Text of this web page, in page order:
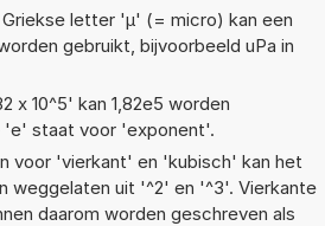
Griekse letter 'µ' (= micro) kan een
gebruikt, bijvoorbeeld uPa in
x 10^5' kan 1,82e5 worden
'e' staat voor 'exponent'.
voor 'vierkant' en 'kubisch' kan het
weggelaten uit '^2' en '^3'. Vierkante
daarom worden geschreven als